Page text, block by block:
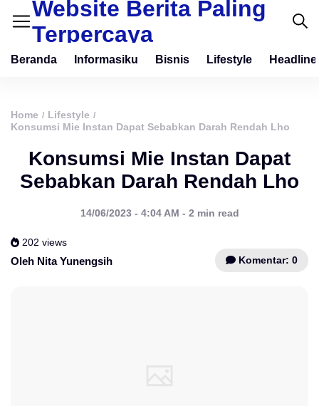
Website Berita Paling
Terpercaya
Beranda Informasiku Bisnis Lifestyle Headline
Home / Lifestyle /
Konsumsi Mie Instan Dapat Sebabkan Darah Rendah Lho
Konsumsi Mie Instan Dapat
Sebabkan Darah Rendah Lho
14/06/2023 - 4:04 AM - 2 min read
202 views
Oleh Nita Yunengsih Komentar: 0